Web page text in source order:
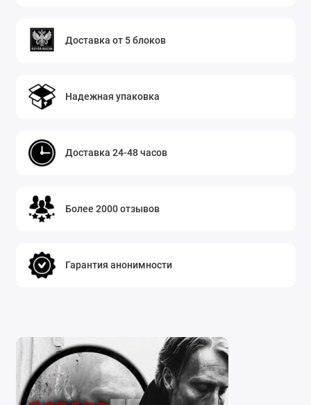
Доставка от 5 блоков
Надежная упаковка
Доставка 24-48 часов
Более 2000 отзывов
Гарантия анонимности